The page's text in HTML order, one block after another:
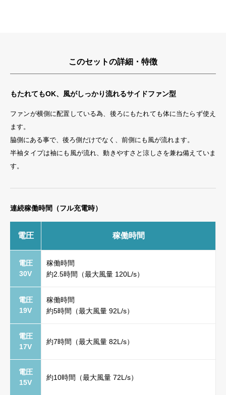
このセットの詳細・特徴
もたれてもOK、風がしっかり流れるサイドファン型
ファンが横側に配置している為、後ろにもたれても体に当たらず使え
ます。
脇側にある事で、後ろ側だけでなく、前側にも風が流れます。
半袖タイプは袖にも風が流れ、動きやすさと涼しさを兼ね備えていま
す。
連続稼働時間（フル充電時）
電圧 稼働時間
電圧
30V
稼働時間
約2.5時間（最大風量 120L/s）
電圧
19V
稼働時間
約5時間（最大風量 92L/s）
電圧
17V
約7時間（最大風量 82L/s）
電圧
15V
約10時間（最大風量 72L/s）